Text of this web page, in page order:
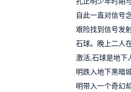
自此一直对信号
艰险找到信号发
石球。晚上二人
激活,石球是地下
明跌入地下黑暗
明带入一个奇幻